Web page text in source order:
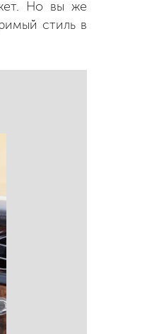
Но вы же
стиль в